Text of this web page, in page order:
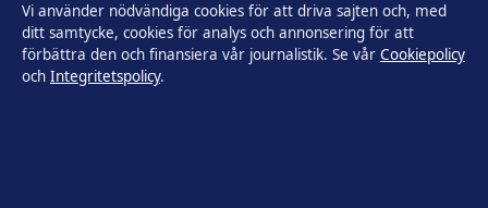
Kändisar & integritet
Vi använder nödvändiga cookies för att driva sajten och, med
ditt samtycke, cookies för analys och annonsering för att
förbättra den och finansiera vår journalistik. Se vår Cookiepolicy
och Integritetspolicy.